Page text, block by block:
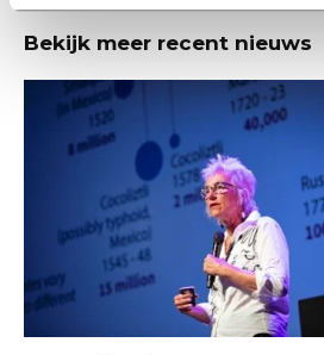
Bekijk meer recent nieuws